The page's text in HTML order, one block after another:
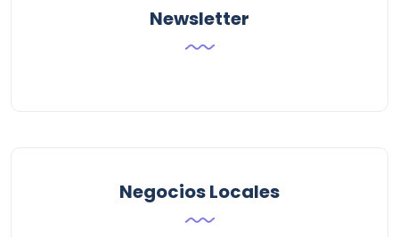
Newsletter
Negocios Locales